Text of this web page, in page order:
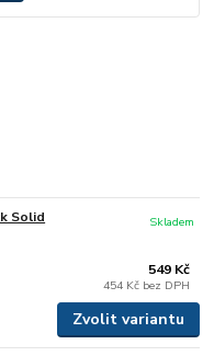
Solid
549 Kč
454 Kč bez DPH
Skladem
Zvolit variantu